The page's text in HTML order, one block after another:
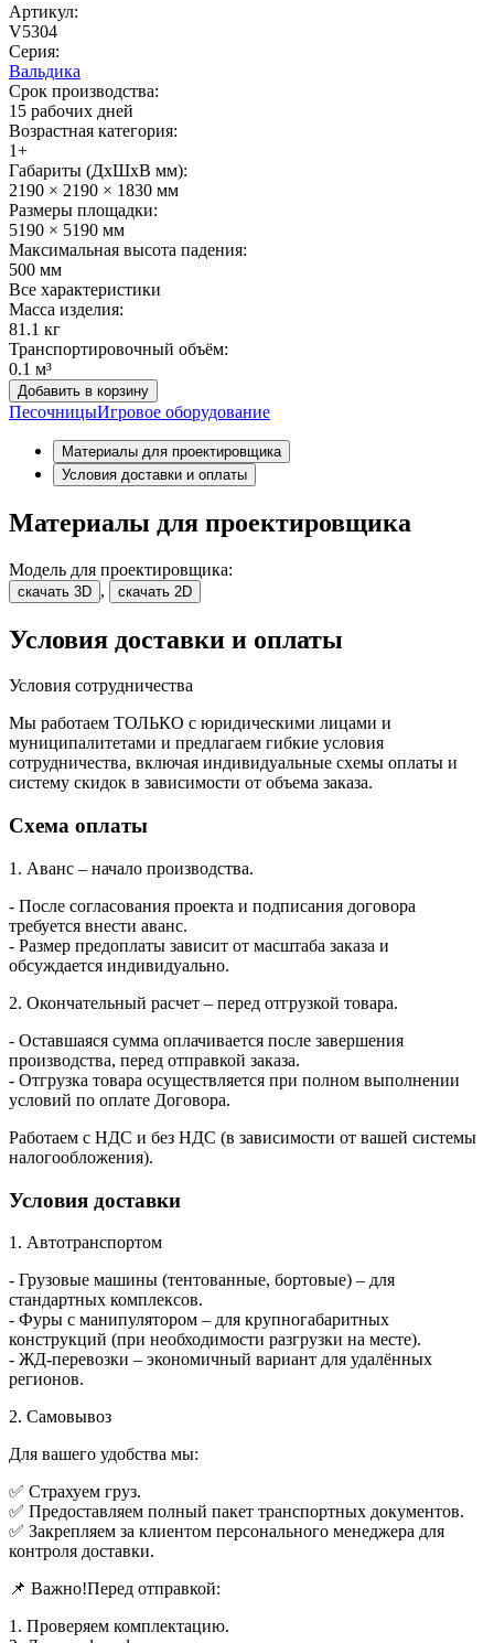
Артикул:
V5304
Серия:
Вальдика
Срок производства:
15 рабочих дней
Возрастная категория:
1+
Габариты (ДхШxВ мм):
2190 × 2190 × 1830 мм
Размеры площадки:
5190 × 5190 мм
Максимальная высота падения:
500 мм
Все характеристики
Масса изделия:
81.1 кг
Транспортировочный объём:
0.1 м³
Добавить в корзину
ПесочницыИгровое оборудование
Материалы для проектировщика
Условия доставки и оплаты
Материалы для проектировщика
Модель для проектировщика:
скачать 3D , скачать 2D
Условия доставки и оплаты
Условия сотрудничества
Мы работаем ТОЛЬКО с юридическими лицами и
муниципалитетами и предлагаем гибкие условия
сотрудничества, включая индивидуальные схемы оплаты и
систему скидок в зависимости от объема заказа.
Схема оплаты
1. Аванс – начало производства.
- После согласования проекта и подписания договора
требуется внести аванс.
- Размер предоплаты зависит от масштаба заказа и
обсуждается индивидуально.
2. Окончательный расчет – перед отгрузкой товара.
- Оставшаяся сумма оплачивается после завершения
производства, перед отправкой заказа.
- Отгрузка товара осуществляется при полном выполнении
условий по оплате Договора.
Работаем с НДС и без НДС (в зависимости от вашей системы
налогообложения).
Условия доставки
1. Автотранспортом
- Грузовые машины (тентованные, бортовые) – для
стандартных комплексов.
- Фуры с манипулятором – для крупногабаритных
конструкций (при необходимости разгрузки на месте).
- ЖД-перевозки – экономичный вариант для удалённых
регионов.
2. Самовывоз
Для вашего удобства мы:
✅ Страхуем груз.
✅ Предоставляем полный пакет транспортных документов.
✅ Закрепляем за клиентом персонального менеджера для
контроля доставки.
📌 Важно!Перед отправкой:
1. Проверяем комплектацию.